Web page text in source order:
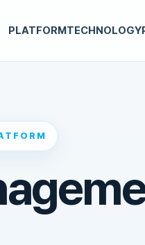
PLATFORMTECHNOLOGY